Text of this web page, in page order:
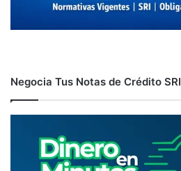
Negocia Tus Notas de Crédito SRI